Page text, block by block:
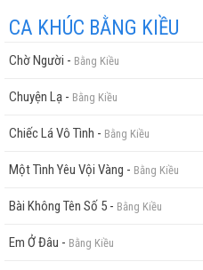
CA KHÚC BẰNG KIỀU
Chờ Người - Bằng Kiều
Chuyện Lạ - Bằng Kiều
Chiếc Lá Vô Tình - Bằng Kiều
Một Tình Yêu Vội Vàng - Bằng Kiều
Bài Không Tên Số 5 - Bằng Kiều
Em Ở Đâu - Bằng Kiều